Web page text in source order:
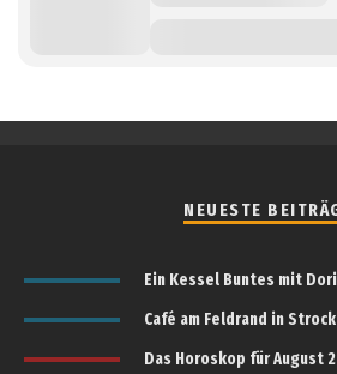
NEUESTE
Ein Kessel Buntes mit
Café am Feldrand in
Das Horoskop für August